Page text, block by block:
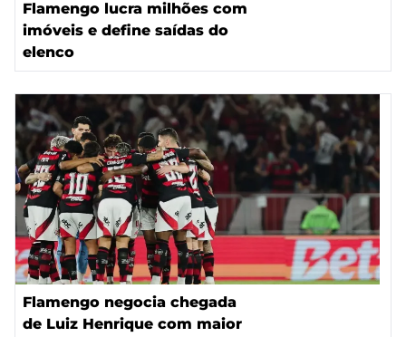
Flamengo lucra milhões com
imóveis e define saídas do
elenco
Flamengo negocia chegada
de Luiz Henrique com maior